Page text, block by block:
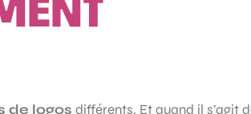
de logos différents. Et quand il s’agit